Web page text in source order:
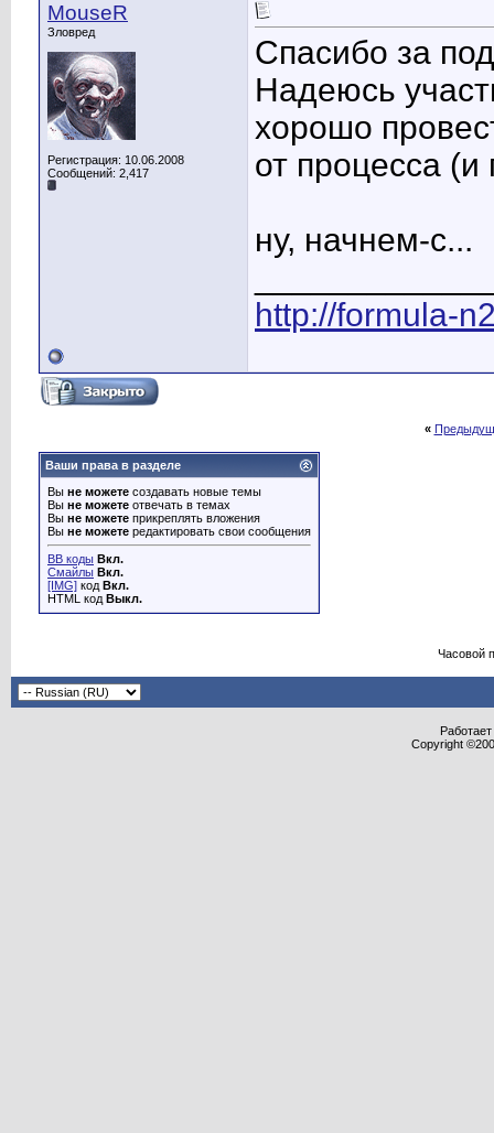
MouseR
Зловред
Регистрация: 10.06.2008
Сообщений: 2,417
Спасибо за
Надеюсь
хорошо
от процесса (и
ну, начнем-с...
http://formula-
«
Ваши права в разделе
Вы не можете создавать новые темы
Вы не можете отвечать в темах
Вы не можете прикреплять вложения
Вы не можете редактировать свои сообщения
BB коды Вкл.
Смайлы Вкл.
[IMG] код Вкл.
HTML код Выкл.
Часовой
Copyright